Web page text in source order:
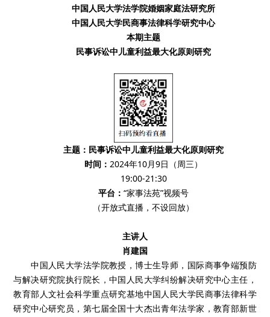
中国人民大学法学院婚姻家庭法研究所
中国人民大学民商事法律科学研究中心
本期主题
民事诉讼中儿童利益最大化原则研究
主题：民事诉讼中儿童利益最大化原则研究
时间： 2024年10月9日（周三）
19:00-21:30
平台： “家事法苑”视频号
（开放式直播，不设回放）
主讲人
肖建国
中国人民大学法学院教授，博士生导师，国际商事争端预防
与解决研究院执行院长，中国人民大学纠纷解决研究中心主任，
教育部人文社会科学重点研究基地中国人民大学民商事法律科学
研究中心研究员，第七届全国十大杰出青年法学家，教育部新世